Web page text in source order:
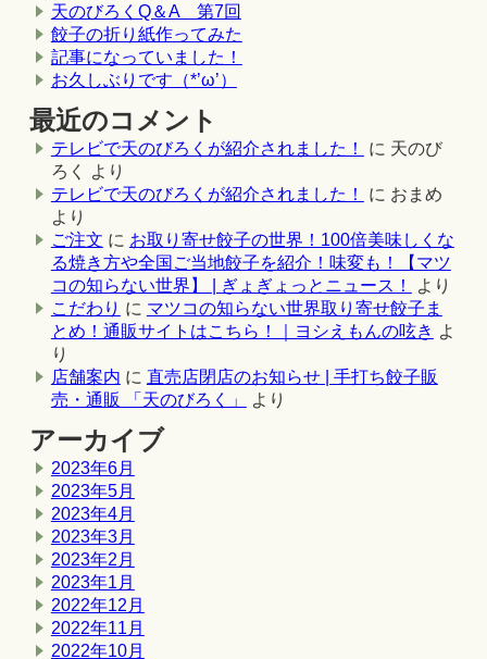
天のびろくQ＆A 第7回
餃子の折り紙作ってみた
記事になっていました！
お久しぶりです（*’ω’）
最近のコメント
テレビで天のびろくが紹介されました！ に 天のび
ろく
より
テレビで天のびろくが紹介されました！
に おまめ
より
ご注文 に お取り寄せ餃子の世界！100倍美味しくな
る焼き方や全国ご当地餃子を紹介！味変も！【マツ
コの知らない世界】 | ぎょぎょっとニュース！
より
こだわり に マツコの知らない世界取り寄せ餃子ま
とめ！通販サイトはこちら！｜ヨシえもんの呟き よ
り
店舗案内 に 直売店閉店のお知らせ | 手打ち餃子販
売・通販 「天のびろく」
より
アーカイブ
2023年6月
2023年5月
2023年4月
2023年3月
2023年2月
2023年1月
2022年12月
2022年11月
2022年10月